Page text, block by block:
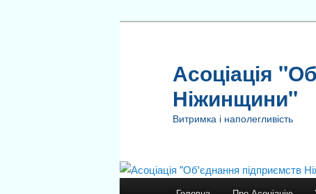
Асоціація
Ніжинщини"
Витримка і наполегливість